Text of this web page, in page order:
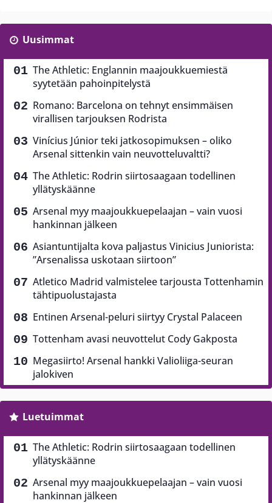
Uusimmat
The Athletic: Englannin maajoukkuemiestä
syytetään pahoinpitelystä
Romano: Barcelona on tehnyt ensimmäisen
virallisen tarjouksen Rodrista
Vinícius Júnior teki jatkosopimuksen – oliko
Arsenal sittenkin vain neuvotteluvaltti?
The Athletic: Rodrin siirtosaagaan todellinen
yllätyskäänne
Arsenal myy maajoukkuepelaajan – vain vuosi
hankinnan jälkeen
Asiantuntijalta kova paljastus Vinicius Juniorista:
”Arsenalissa uskotaan siirtoon”
Atletico Madrid valmistelee tarjousta Tottenhamin
tähtipuolustajasta
Entinen Arsenal-peluri siirtyy Crystal Palaceen
Tottenham avasi neuvottelut Cody Gakposta
Megasiirto! Arsenal hankki Valioliiga-seuran
jalokiven
Luetuimmat
The Athletic: Rodrin siirtosaagaan todellinen
yllätyskäänne
Arsenal myy maajoukkuepelaajan – vain vuosi
hankinnan jälkeen